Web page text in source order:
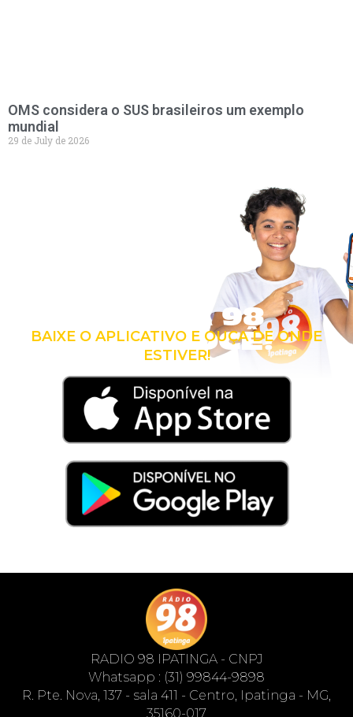
OMS considera o SUS brasileiros um exemplo
mundial
29 de July de 2026
LEVE A 98
COM VOCÊ!
BAIXE O APLICATIVO E OUÇA DE ONDE
ESTIVER!
RADIO 98 IPATINGA - CNPJ
Whatsapp : (31) 99844-9898
R. Pte. Nova, 137 - sala 411 - Centro, Ipatinga - MG,
35160-017